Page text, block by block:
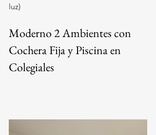
luz)
Moderno 2 Ambientes con
Cochera Fija y Piscina en
Colegiales